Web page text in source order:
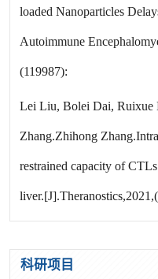
loaded Nanoparticles
Autoimmune
(119987):
Lei Liu, Bolei Dai, Ruixue
Zhang.Zhihong
restrained capacity of
科研项目